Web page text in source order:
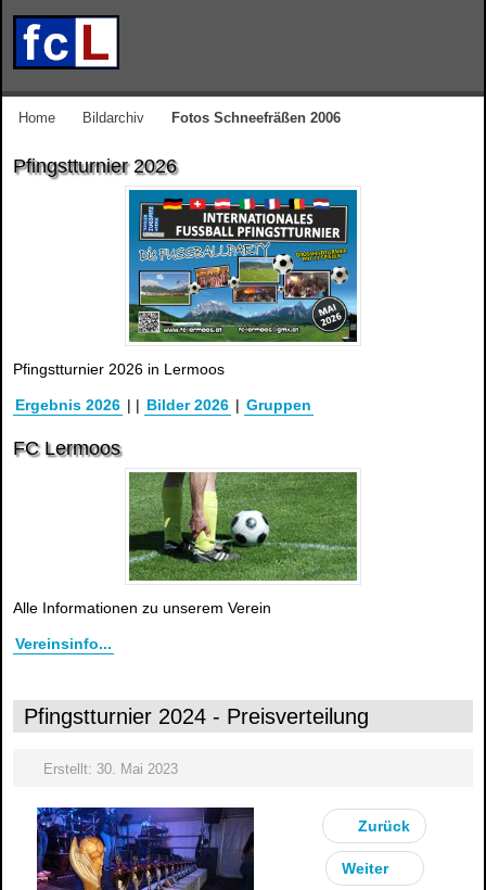
Home Bildarchiv Fotos Schneefräßen 2006
Pfingstturnier 2026
Pfingstturnier 2026 in Lermoos
Ergebnis 2026 | | Bilder 2026 | Gruppen
FC Lermoos
Alle Informationen zu unserem Verein
Vereinsinfo...
Pfingstturnier 2024 - Preisverteilung
Erstellt: 30. Mai 2023
Zurück
Weiter